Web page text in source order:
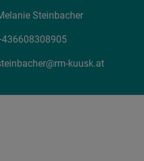
Steinbacher
kuusk.at